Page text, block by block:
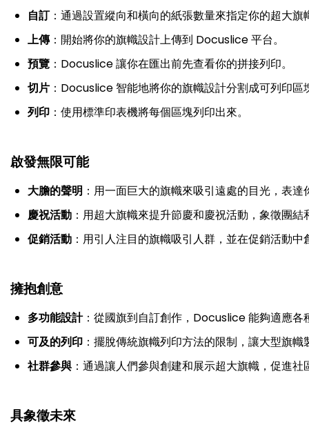
自訂：通過設置縱向和橫向的紙張數量來指定你的超大旗
上傳：開始將你的旗幟設計上傳到 Docuslice 平台。
預覽 ：Docuslice 讓你在匯出前先查看你的拼接列印。
切片 ：Docuslice 智能地將你的旗幟設計分割成可列印
列印 ：使用標準印表機將每個區塊列印出來。
啟發無限可能
大膽的聲明 ：用一面巨大的旗幟來吸引遠處的目光，表達
慶祝活動 ：用超大旗幟來提升節慶和慶祝活動，象徵團結
促銷活動 ：用引人注目的旗幟吸引人群，並在促銷活動中
擁抱創意
多功能設計：從國旗到自訂創作，Docuslice 能夠適應各
可及的列印 ：擺脫傳統旗幟列印方法的限制，讓大型旗
社群參與 ：通過讓人們參與創建和展示超大旗幟，促進
具象徵未來